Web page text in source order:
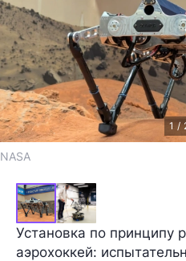
1 /
NASA
Установка по принципу
аэрохоккей: